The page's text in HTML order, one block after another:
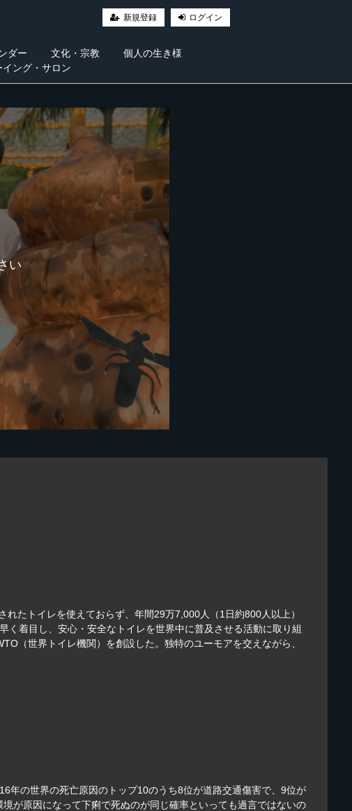
新規登録 ログイン
ダー 文化・宗教
個人の生き様
イング・サロン
い
たトイレを使えておらず、年間29万7,000人（1日約800人以上）
着目し、安心・安全なトイレを世界中に普及させる活動に取り組
（世界トイレ機関）を創設した。独特のユーモアを交えながら、
年の世界の死亡原因のトップ10のうち8位が道路交通傷害で、9位が
が原因になって下痢で死ぬのが同じ確率といっても過言ではないの